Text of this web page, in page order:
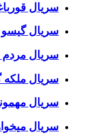
سریال
سریال گیسو
سریال
سریال ملکه
سریال
سریال